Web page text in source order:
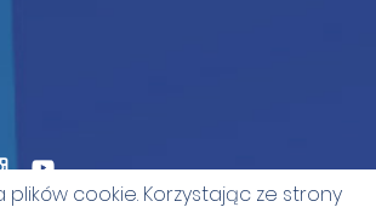
plików cookie. Korzystając ze strony